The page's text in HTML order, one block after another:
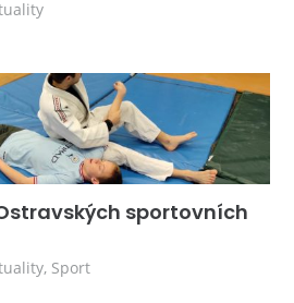
sportovních
, Sport